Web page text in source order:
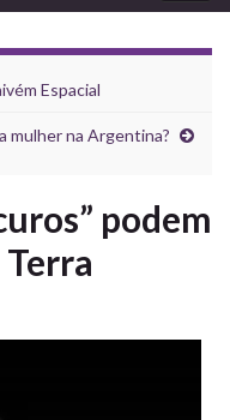
Espacial
mulher na Argentina?
podem